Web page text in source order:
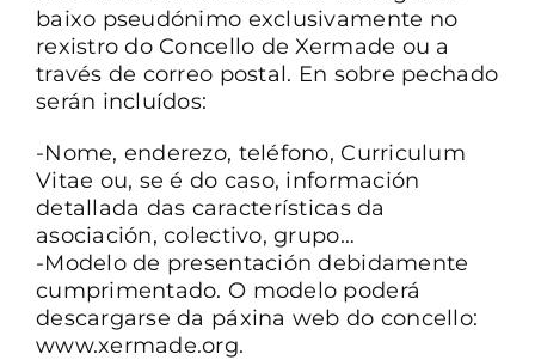
baixo pseudónimo exclusivamente no
rexistro do Concello de Xermade ou a
través de correo postal. En sobre pechado
serán incluídos:
-Nome, enderezo, teléfono, Curriculum
Vitae ou, se é do caso, información
detallada das características da
asociación, colectivo, grupo…
-Modelo de presentación debidamente
cumprimentado. O modelo poderá
descargarse da páxina web do concello:
www.xermade.org.